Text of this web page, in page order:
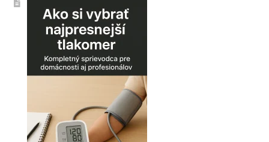
sprievodca
akupresúrnou
podložkou:
Ako
si
vybrať
tú
prečo
je
hitom